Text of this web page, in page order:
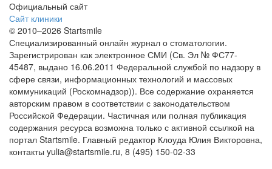
Официальный сайт
Сайт клиники
© 2010–2026 Startsmile
Специализированный онлайн журнал о стоматологии.
Зарегистрирован как электронное СМИ (Св. Эл № ФС77-
45487, выдано 16.06.2011 Федеральной службой по надзору в
сфере связи, информационных технологий и массовых
коммуникаций (Роскомнадзор)). Все содержание охраняется
авторским правом в соответствии с законодательством
Российской Федерации. Частичная или полная публикация
содержания ресурса возможна только с активной ссылкой на
портал Startsmile. Главный редактор Клоуда Юлия Викторовна,
контакты yulia@startsmile.ru, 8 (495) 150-02-33